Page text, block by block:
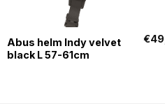
Abus helm Indy velvet
black L 57-61cm
€